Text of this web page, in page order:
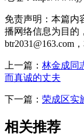
免责声明：本篇内
播网络信息为目的
btr2031@163.com
上一篇： 林金成同
而真诚的丈夫
下一篇： 荣成区实
相关推荐